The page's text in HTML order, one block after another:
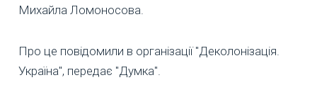
Михайла Ломоносова.
Про це повідомили в організації "Деколонізація.
Україна", передає "Думка".